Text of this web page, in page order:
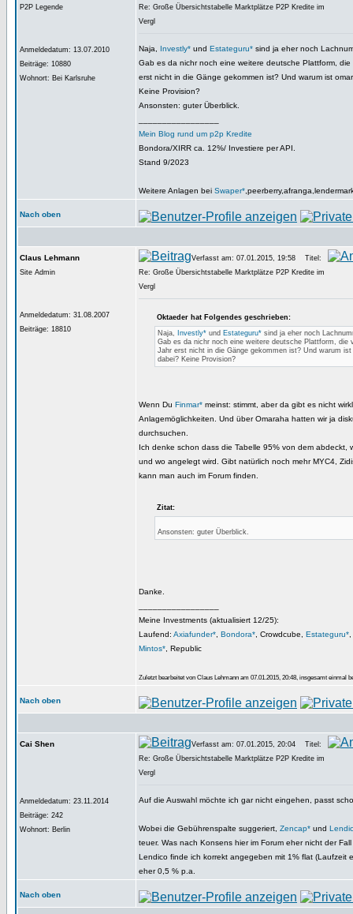
P2P Legende
Anmeldedatum: 13.07.2010
Beiträge: 10880
Wohnort: Bei Karlsruhe
Re: Große Übersichtstabelle Marktplätze P2P Kredite im
Vergl
Naja, Investly* und Estateguru* sind ja eher noch
Gab es da nichr noch eine weitere deutsche Plattform,
erst nicht in die Gänge gekommen ist? Und warum ist
Keine Provision?
Ansonsten: guter Überblick.
Mein Blog rund um p2p Kredite
Bondora/XIRR ca. 12%/ Investiere per API.
Stand 9/2023
Weitere Anlagen bei Swaper*
Nach oben
Claus Lehmann
Site Admin
Anmeldedatum: 31.08.2007
Beiträge: 18810
Verfasst am: 07.01.2015, 19:58
Titel:
Re: Große Übersichtstabelle Marktplätze P2P Kredite im
Vergl
Oktaeder hat Folgendes geschrieben:
Naja,
Investly* und Estateguru* sind ja eher noch
Gab es da nichr noch eine weitere deutsche Plattform, die
Jahr erst nicht in die Gänge gekommen ist? Und warum
dabei? Keine Provision?
Wenn Du Finmar* meinst: stimmt, aber da gibt es nicht
Anlagemöglichkeiten. Und über Omaraha hatten wir ja
durchsuchen.
Ich denke schon dass die Tabelle 95% von dem abdeckt,
und wo angelegt wird. Gibt natürlich noch mehr MYC4,
kann man auch im Forum finden.
Zitat:
Ansonsten: guter Überblick.
Danke.
Meine Investments (aktualisiert 12/25):
Laufend: Axiafunder* Bondora* , Crowdcube, Estateguru*
Mintos* , Republic
Zuletzt bearbeitet von Claus Lehmann am 07.01.2015, 20:48, insgesamt einmal
Nach oben
Cai Shen
Anmeldedatum: 23.11.2014
Beiträge: 242
Wohnort: Berlin
Verfasst am: 07.01.2015, 20:04
Titel:
Re: Große Übersichtstabelle Marktplätze P2P Kredite im
Vergl
Auf die Auswahl möchte ich gar nicht eingehen, passt
Wobei die Gebührenspalte suggeriert, Zencap* und
teuer. Was nach Konsens hier im Forum eher nicht der Fall
Lendico finde ich korrekt angegeben mit 1% flat (Laufzeit
eher 0,5 % p.a.
Nach oben